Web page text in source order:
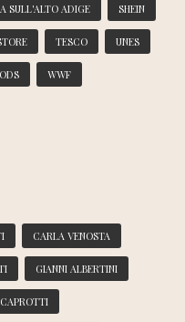
SULL'ALTO ADIGE SHEIN
TESCO UNES
WWF
CARLA VENOSTA
GIANNI ALBERTINI
CAPROTTI